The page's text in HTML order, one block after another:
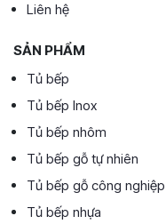
Liên hệ
SẢN PHẨM
Tủ bếp
Tủ bếp Inox
Tủ bếp nhôm
Tủ bếp gỗ tự nhiên
Tủ bếp gỗ công nghiệp
Tủ bếp nhựa